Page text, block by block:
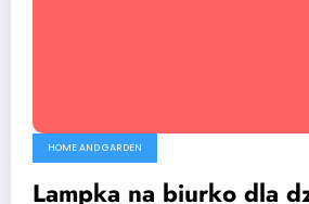
HOME AND GARDEN
Lampka na biurko dla